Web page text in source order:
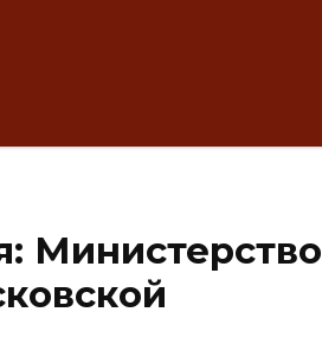
Министерство